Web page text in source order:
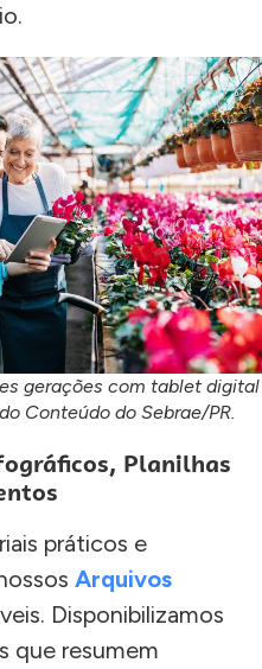
gerações com tablet digital
Conteúdo do Sebrae/PR.
Planilhas
práticos e
Arquivos
Disponibilizamos
que resumem